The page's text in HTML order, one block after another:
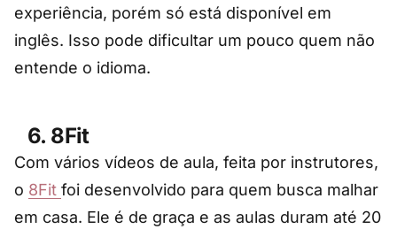
experiência, porém só está disponível em
inglês. Isso pode dificultar um pouco quem não
entende o idioma.
6. 8Fit
Com vários vídeos de aula, feita por instrutores,
o 8Fit foi desenvolvido para quem busca malhar
em casa. Ele é de graça e as aulas duram até 20